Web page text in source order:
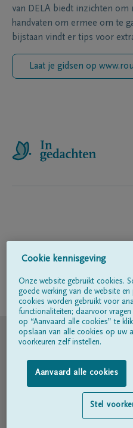
van DELA biedt inzichten
handvaten om ermee om te
bijstaan vindt er tips voor
Laat je gidsen op
Volg ons op
©
Cookie kennisgeving
Onze website gebruikt cookies.
goede werking van de website
cookies worden gebruikt voor
functionaliteiten; daarvoor
op “Aanvaard alle cookies” te
opslaan van alle cookies op uw
voorkeuren zelf instellen.
Aanvaard alle cookies
Stel